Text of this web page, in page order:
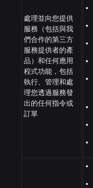
處理並向您提供
服務（包括與我
們合作的第三方
服務提供者的產
品）和任何應用
程式功能，包括
執行、管理和處
理您透過服務發
出的任何指令或
訂單